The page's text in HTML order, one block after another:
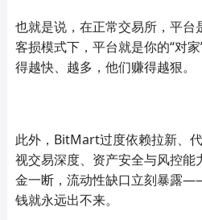
也就是说，在正常交易所，平台
客损模式下，平台就是你的“对
得越快、越多，他们赚得越狠。
此外，BitMart过度依赖拉新、
视交易深度、资产安全与风控能
金一断，流动性缺口立刻暴露
钱就永远出不来。